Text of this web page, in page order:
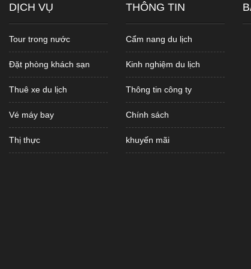
DỊCH VỤ
Tour trong nước
Đặt phòng khách sạn
Thuê xe du lịch
Vé máy bay
Thị thực
THÔNG TIN
Cẩm nang du lịch
Kinh nghiệm du lịch
Thông tin công ty
Chính sách
khuyến mãi